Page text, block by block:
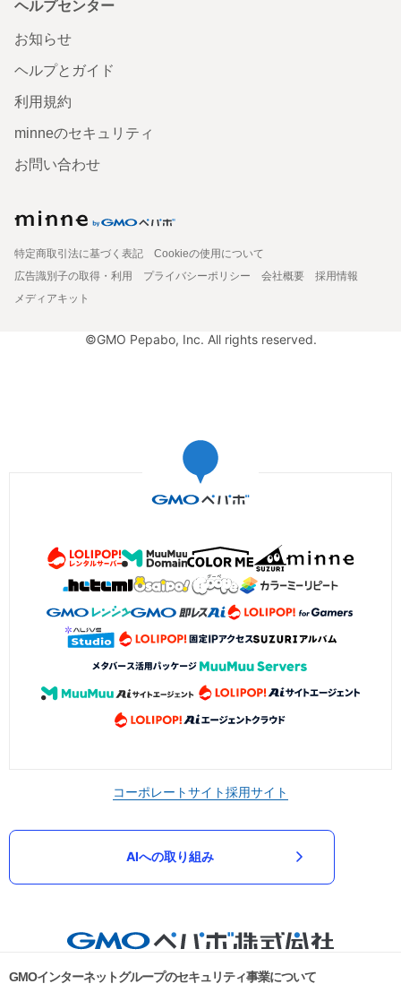
ヘルプセンター
お知らせ
ヘルプとガイド
利用規約
minneのセキュリティ
お問い合わせ
特定商取引法に基づく表記
Cookieの使用について
広告識別子の取得・利用
プライバシーポリシー 会社概要
採用情報
メディアキット
©GMO Pepabo, Inc. All rights reserved.
コーポレートサイト採用サイト
AIへの取り組み
GMOインターネットグループのセキュリティ事業について